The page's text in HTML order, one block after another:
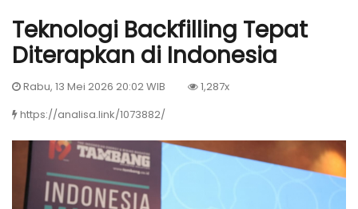
Teknologi Backfilling Tepat
Diterapkan di Indonesia
Rabu, 13 Mei 2026 20:02 WIB
1,287x
https://analisa.link/1073882/